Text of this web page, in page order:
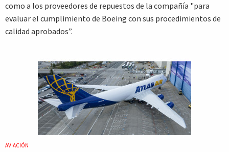
como a los proveedores de repuestos de la compañía "para
evaluar el cumplimiento de Boeing con sus procedimientos de
calidad aprobados”.
AVIACIÓN